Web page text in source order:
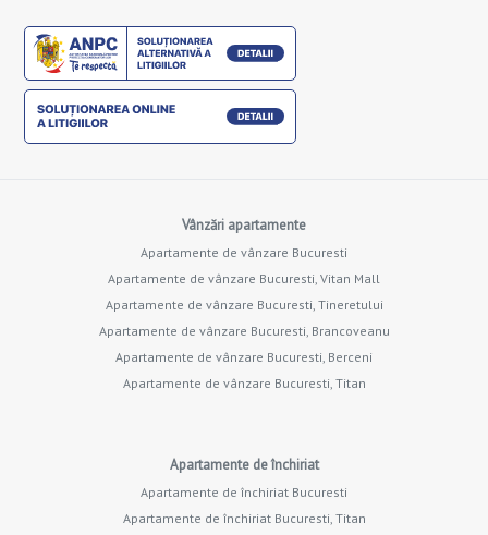
Vânzări apartamente
Apartamente de vânzare Bucuresti
Apartamente de vânzare Bucuresti, Vitan Mall
Apartamente de vânzare Bucuresti, Tineretului
Apartamente de vânzare Bucuresti, Brancoveanu
Apartamente de vânzare Bucuresti, Berceni
Apartamente de vânzare Bucuresti, Titan
Apartamente de închiriat
Apartamente de închiriat Bucuresti
Apartamente de închiriat Bucuresti, Titan